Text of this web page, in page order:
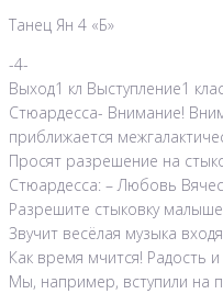
Танец Ян 4 «Б»
-4-
Выход1 кл Выступление1
Стюардесса- Внимание!
приближается
Просят разрешение на
Стюардесса: – Любовь
Разрешите стыковку
Звучит весёлая музыка
Как время мчится! Радость
Мы, например, вступили на